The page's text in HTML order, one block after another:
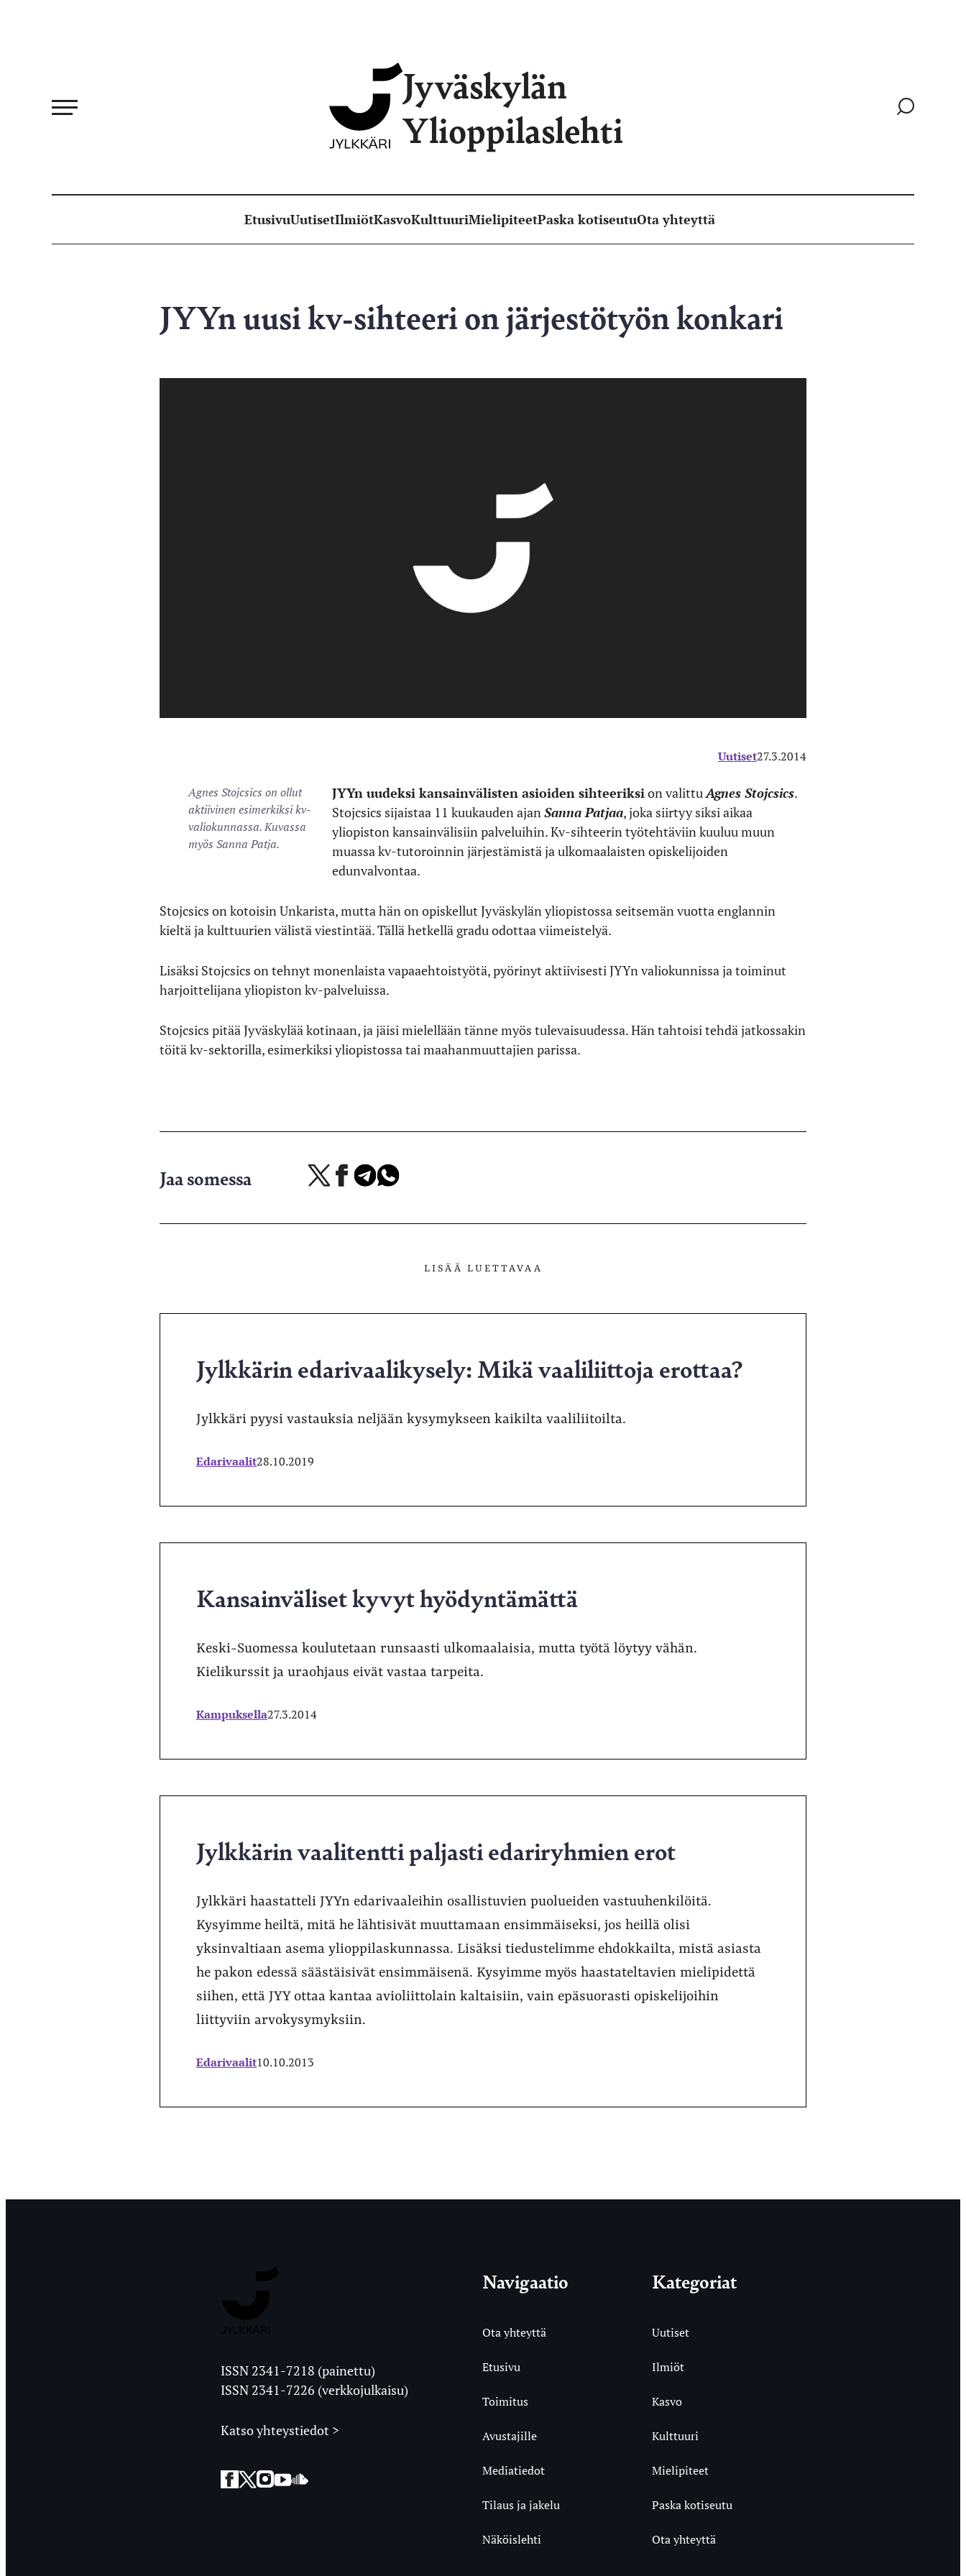
Jyväskylän
Ylioppilaslehti
Siirry
EtusivuUutisetIlmiötKasvoKulttuuriMielipiteetPaska kotiseutuOta yhteyttä
JYYn uusi kv-sihteeri on järjestötyön konkari
Uutiset27.3.2014
Agnes Stojcsics on ollut
aktiivinen esimerkiksi kv-
valiokunnassa. Kuvassa
myös Sanna Patja.
JYYn uudeksi kansainvälisten asioiden sihteeriksi on valittu Agnes Stojcsics.
Stojcsics sijaistaa 11 kuukauden ajan Sanna Patjaa, joka siirtyy siksi aikaa
yliopiston kansainvälisiin palveluihin. Kv-sihteerin työtehtäviin kuuluu muun
muassa kv-tutoroinnin järjestämistä ja ulkomaalaisten opiskelijoiden
edunvalvontaa.
Stojcsics on kotoisin Unkarista, mutta hän on opiskellut Jyväskylän yliopistossa seitsemän vuotta englannin
kieltä ja kulttuurien välistä viestintää. Tällä hetkellä gradu odottaa viimeistelyä.
Lisäksi Stojcsics on tehnyt monenlaista vapaaehtoistyötä, pyörinyt aktiivisesti JYYn valiokunnissa ja toiminut
harjoittelijana yliopiston kv-palveluissa.
Stojcsics pitää Jyväskylää kotinaan, ja jäisi mielellään tänne myös tulevaisuudessa. Hän tahtoisi tehdä jatkossakin
töitä kv-sektorilla, esimerkiksi yliopistossa tai maahanmuuttajien parissa.
Jaa somessa
Jaa
palvelussa
Jaa Jaa Jaa
LISÄÄ LUETTAVAA
Jylkkärin edarivaalikysely: Mikä vaaliliittoja erottaa?
Jylkkäri pyysi vastauksia neljään kysymykseen kaikilta vaaliliitoilta.
Edarivaalit28.10.2019
Kansainväliset kyvyt hyödyntämättä
Keski-Suomessa koulutetaan runsaasti ulkomaalaisia, mutta työtä löytyy vähän.
Kielikurssit ja uraohjaus eivät vastaa tarpeita.
Kampuksella27.3.2014
Jylkkärin vaalitentti paljasti edariryhmien erot
Jylkkäri haastatteli JYYn edarivaaleihin osallistuvien puolueiden vastuuhenkilöitä.
Kysyimme heiltä, mitä he lähtisivät muuttamaan ensimmäiseksi, jos heillä olisi
yksinvaltiaan asema ylioppilaskunnassa. Lisäksi tiedustelimme ehdokkailta, mistä asiasta
he pakon edessä säästäisivät ensimmäisenä. Kysyimme myös haastateltavien mielipidettä
siihen, että JYY ottaa kantaa avioliittolain kaltaisiin, vain epäsuorasti opiskelijoihin
liittyviin arvokysymyksiin.
Edarivaalit10.10.2013
Ylioppilaslehti
ISSN 2341-7218 (painettu)
ISSN 2341-7226 (verkkojulkaisu)
Katso yhteystiedot >
Facebook
Twitter
Instagram
YouTubeSoundCloud
Navigaatio
Ota yhteyttä
Etusivu
Toimitus
Avustajille
Mediatiedot
Tilaus ja jakelu
Näköislehti
Kategoriat
Uutiset
Ilmiöt
Kasvo
Kulttuuri
Mielipiteet
Paska kotiseutu
Ota yhteyttä